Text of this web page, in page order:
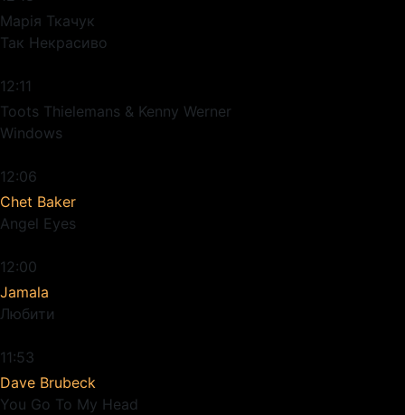
Марія Ткачук
Так Некрасиво
12:11
Toots Thielemans & Kenny Werner
Windows
12:06
Chet Baker
Angel Eyes
12:00
Jamala
Любити
11:53
Dave Brubeck
You Go To My Head